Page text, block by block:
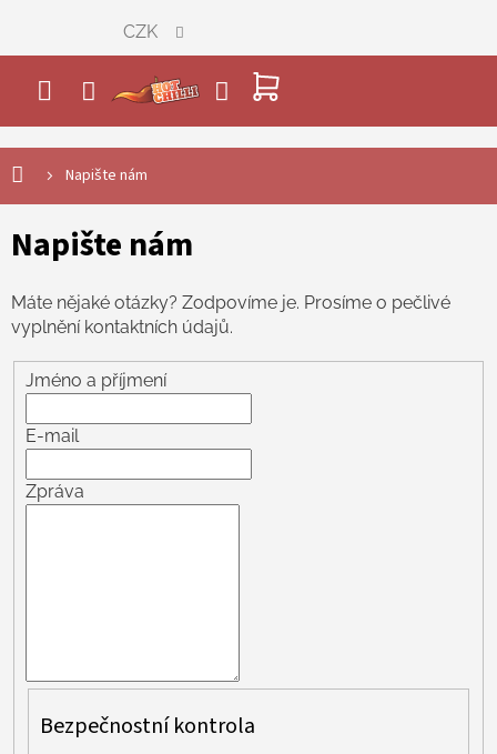
obsah
NÁKUPNÍ
KOŠÍK
CZK
Napište nám
Napište nám
Máte nějaké otázky? Zodpovíme je. Prosíme o pečlivé
vyplnění kontaktních údajů.
Jméno a příjmení
E-mail
Zpráva
Bezpečnostní kontrola